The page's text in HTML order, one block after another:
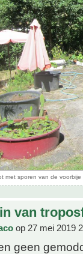
met sporen van de
van
op 27 mei 2019
geen